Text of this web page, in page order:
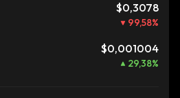
$0,3078
99,58%
$0,001004
29,38%